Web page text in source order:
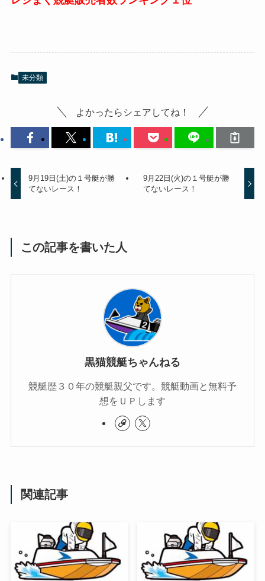
未分類
よかったらシェアしてね！
9月19日(土)の１号艇が勝
てないレース！
9月22日(火)の１号艇が勝
てないレース！
この記事を書いた人
黒猫競艇ちゃんねる
競艇歴３０年の競艇親父です。競艇動画と無料予
想をＵＰします
関連記事